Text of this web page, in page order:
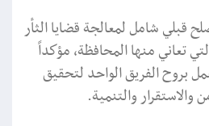
قبلي شامل لمعالجة قضايا الثأر
تعاني منها المحافظة، مؤكداً
بروح الفريق الواحد لتحقيق
والاستقرار والتنمية.